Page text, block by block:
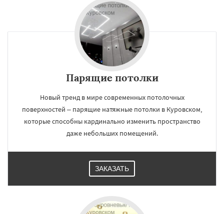
Парящие потолки
Новый тренд в мире современных потолочных
поверхностей – парящие натяжные потолки в Куровском,
которые способны кардинально изменить пространство
даже небольших помещений.
ЗАКАЗАТЬ